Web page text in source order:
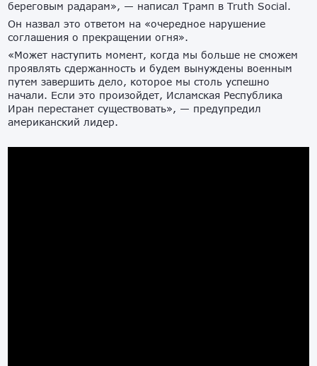
береговым радарам», — написал Трамп в Truth Social.
Он назвал это ответом на «очередное нарушение
соглашения о прекращении огня».
«Может наступить момент, когда мы больше не сможем
проявлять сдержанность и будем вынуждены военным
путем завершить дело, которое мы столь успешно
начали. Если это произойдет, Исламская Республика
Иран перестанет существовать», — предупредил
американский лидер.